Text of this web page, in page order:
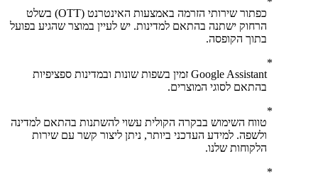
כפתור שירותי הזרמה באמצעות האינטרנט (OTT) בשלט
הרחוק ישתנה בהתאם למדינות. יש לעיין במוצר שהגיע בפועל
בתוך הקופסה.
Google Assistant זמין בשפות שונות ובמדינות ספציפיות
בהתאם לסוגי המוצרים.
טווח השימוש בבקרה הקולית עשוי להשתנות בהתאם למדינה
ולשפה. למידע העדכני ביותר, ניתן ליצור קשר עם שירות
הלקוחות שלנו.